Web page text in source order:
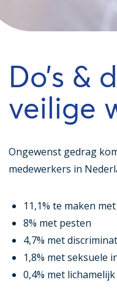
Do’s &
veilige
Ongewenst gedrag
medewerkers in
11,1% te maken
8% met pesten
4,7% met
1,8% met seksuele
0,4% met